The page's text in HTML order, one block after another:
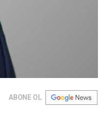
ABONE OL